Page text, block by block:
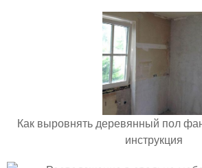
Как выровнять деревянный пол
инструкция